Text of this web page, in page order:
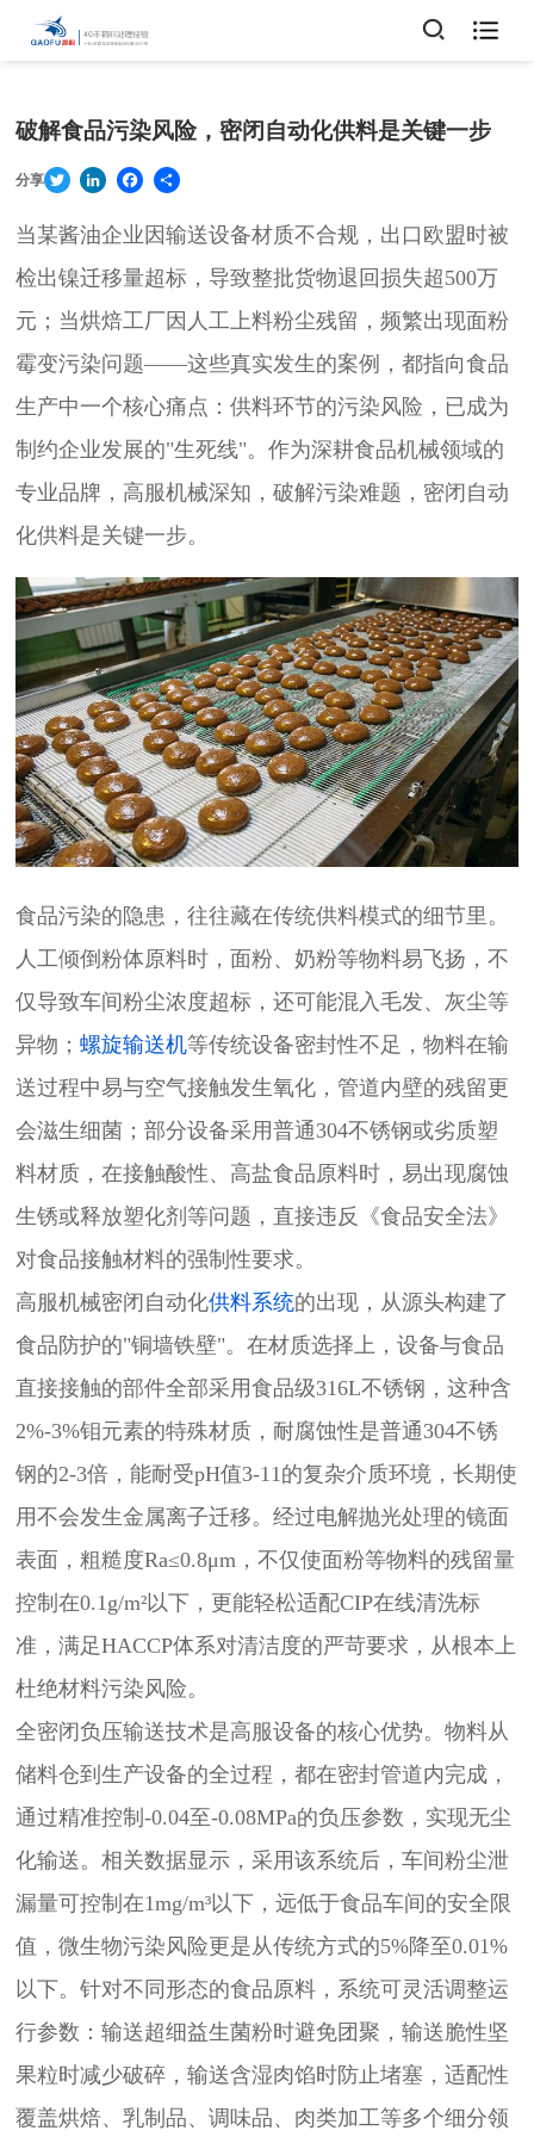

破解食品污染风险，密闭自动化供料是关键一步
分享 Twitter LinkedInFacebook
Share
当某酱油企业因输送设备材质不合规，出口欧盟时被
检出镍迁移量超标，导致整批货物退回损失超500万
元；当烘焙工厂因人工上料粉尘残留，频繁出现面粉
霉变污染问题——这些真实发生的案例，都指向食品
生产中一个核心痛点：供料环节的污染风险，已成为
制约企业发展的"生死线"。作为深耕食品机械领域的
专业品牌，高服机械深知，破解污染难题，密闭自动
化供料是关键一步。
食品污染的隐患，往往藏在传统供料模式的细节里。
人工倾倒粉体原料时，面粉、奶粉等物料易飞扬，不
仅导致车间粉尘浓度超标，还可能混入毛发、灰尘等
异物； 螺旋输送机等传统设备密封性不足，物料在输
送过程中易与空气接触发生氧化，管道内壁的残留更
会滋生细菌；部分设备采用普通304不锈钢或劣质塑
料材质，在接触酸性、高盐食品原料时，易出现腐蚀
生锈或释放塑化剂等问题，直接违反《食品安全法》
对食品接触材料的强制性要求。
高服机械密闭自动化供料系统的出现，从源头构建了
食品防护的"铜墙铁壁"。在材质选择上，设备与食品
直接接触的部件全部采用食品级316L不锈钢，这种含
2%-3%钼元素的特殊材质，耐腐蚀性是普通304不锈
钢的2-3倍，能耐受pH值3-11的复杂介质环境，长期使
用不会发生金属离子迁移。经过电解抛光处理的镜面
表面，粗糙度Ra≤0.8μm，不仅使面粉等物料的残留量
控制在0.1g/m²以下，更能轻松适配CIP在线清洗标
准，满足HACCP体系对清洁度的严苛要求，从根本上
杜绝材料污染风险。
全密闭负压输送技术是高服设备的核心优势。物料从
储料仓到生产设备的全过程，都在密封管道内完成，
通过精准控制-0.04至-0.08MPa的负压参数，实现无尘
化输送。相关数据显示，采用该系统后，车间粉尘泄
漏量可控制在1mg/m³以下，远低于食品车间的安全限
值，微生物污染风险更是从传统方式的5%降至0.01%
以下。针对不同形态的食品原料，系统可灵活调整运
行参数：输送超细益生菌粉时避免团聚，输送脆性坚
果粒时减少破碎，输送含湿肉馅时防止堵塞，适配性
覆盖烘焙、乳制品、调味品、肉类加工等多个细分领